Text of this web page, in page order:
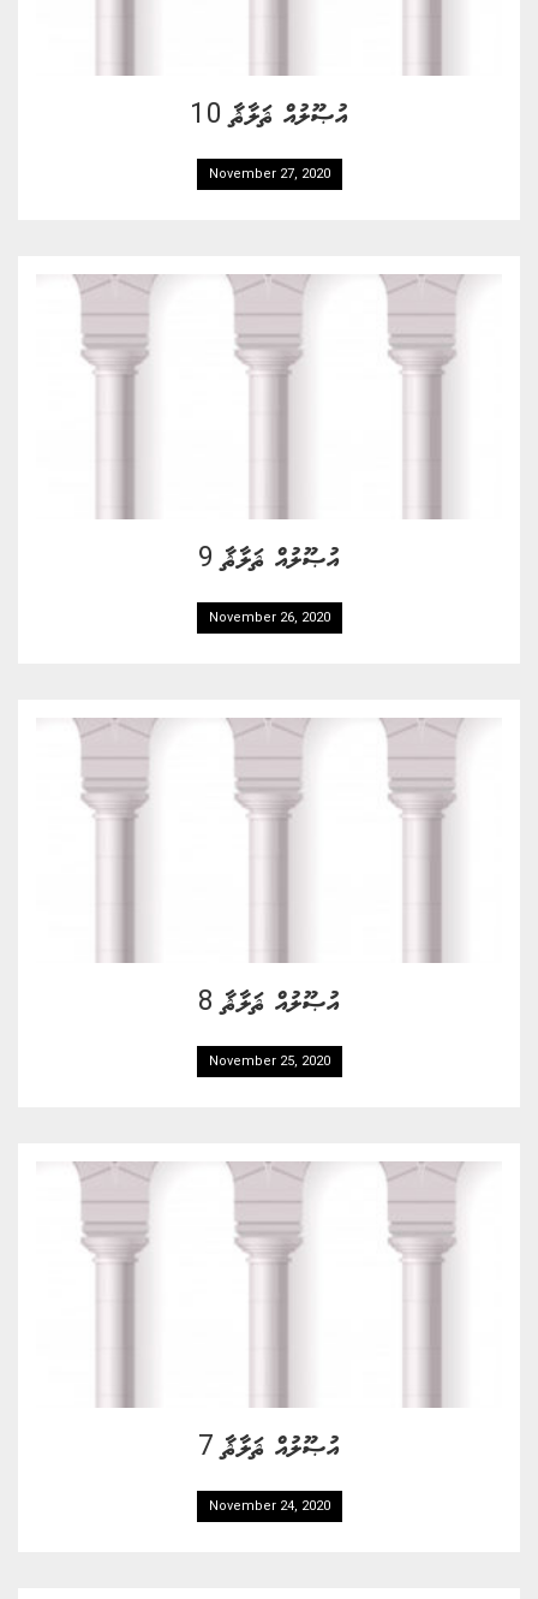
އުޞޫލުއް ޘަލާޘާ 10
November 27, 2020
އުޞޫލުއް ޘަލާޘާ 9
November 26, 2020
އުޞޫލުއް ޘަލާޘާ 8
November 25, 2020
އުޞޫލުއް ޘަލާޘާ 7
November 24, 2020